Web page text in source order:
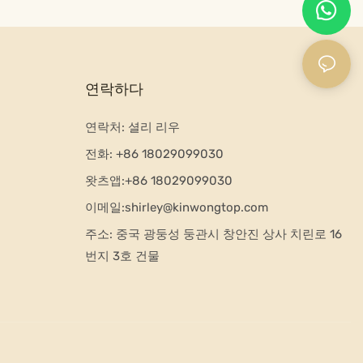
연락하다
연락처: 셜리 리우
전화: +86 18029099030
왓츠앱:+86 18029099030
이메일:shirley@kinwongtop.com
주소: 중국 광둥성 둥관시 창안진 상사 치린로 16
번지 3호 건물